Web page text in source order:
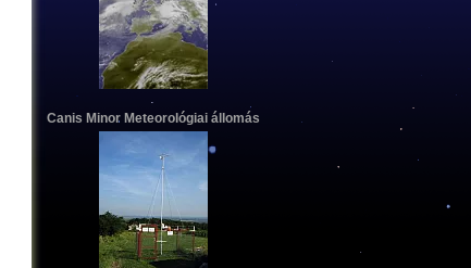
Canis Minor Meteorológiai állomás